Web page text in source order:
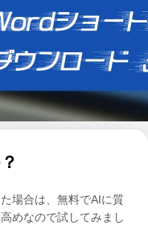
場合は、無料でAIに質
めなので試してみまし